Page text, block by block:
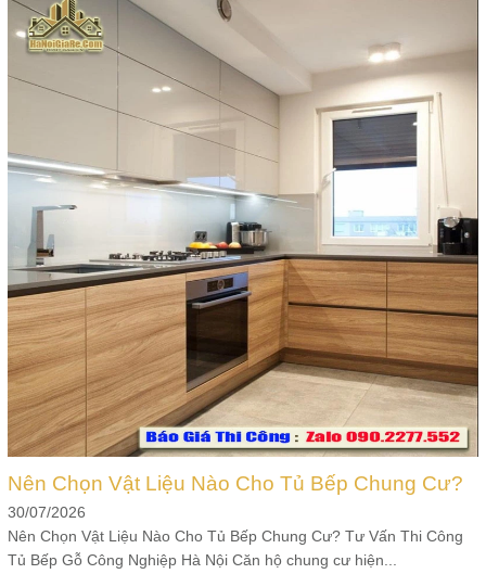
Nên Chọn Vật Liệu Nào Cho Tủ Bếp Chung Cư?
30/07/2026
Nên Chọn Vật Liệu Nào Cho Tủ Bếp Chung Cư? Tư Vấn Thi Công
Tủ Bếp Gỗ Công Nghiệp Hà Nội Căn hộ chung cư hiện...